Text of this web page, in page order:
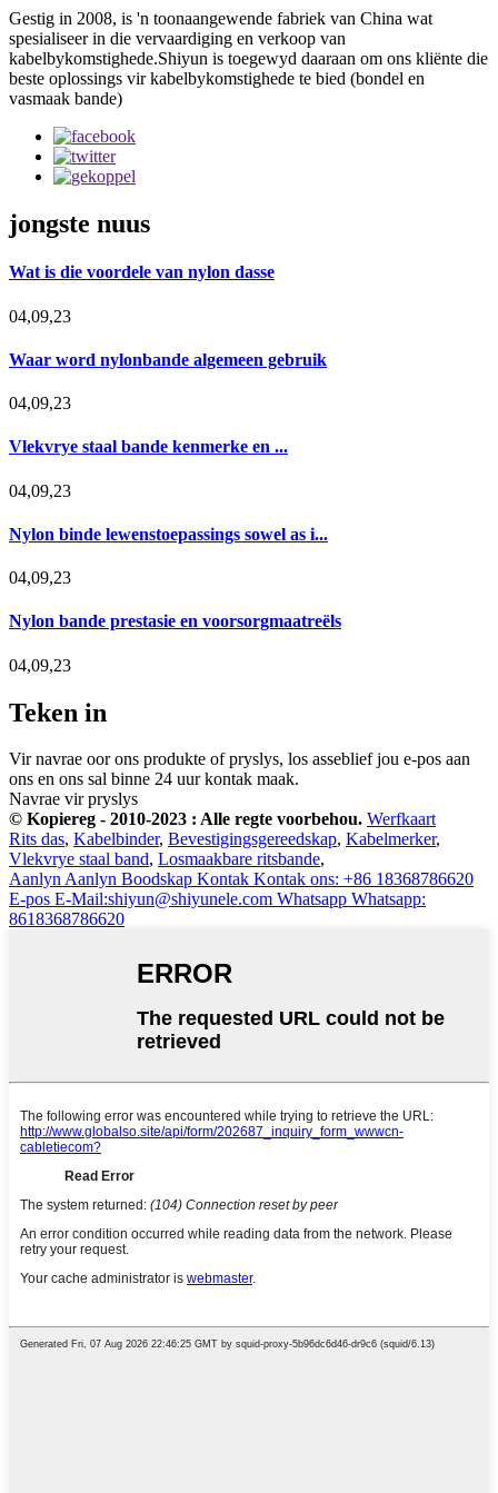
Gestig in 2008, is 'n toonaangewende fabriek van China wat
spesialiseer in die vervaardiging en verkoop van
kabelbykomstighede.Shiyun is toegewyd daaraan om ons kliënte die
beste oplossings vir kabelbykomstighede te bied (bondel en
vasmaak bande)
jongste nuus
Wat is die voordele van nylon dasse
04,09,23
Waar word nylonbande algemeen gebruik
04,09,23
Vlekvrye staal bande kenmerke en ...
04,09,23
Nylon binde lewenstoepassings sowel as i...
04,09,23
Nylon bande prestasie en voorsorgmaatreëls
04,09,23
Teken in
Vir navrae oor ons produkte of pryslys, los asseblief jou e-pos aan
ons en ons sal binne 24 uur kontak maak.
Navrae vir pryslys
© Kopiereg - 2010-2023 : Alle regte voorbehou. Werfkaart
Rits das, Kabelbinder, Bevestigingsgereedskap, Kabelmerker,
Vlekvrye staal band, Losmaakbare ritsbande,
AanlynAanlyn Boodskap Kontak Kontak ons: +86 18368786620
E-pos E-Mail:shiyun@shiyunele.com Whatsapp Whatsapp:
8618368786620